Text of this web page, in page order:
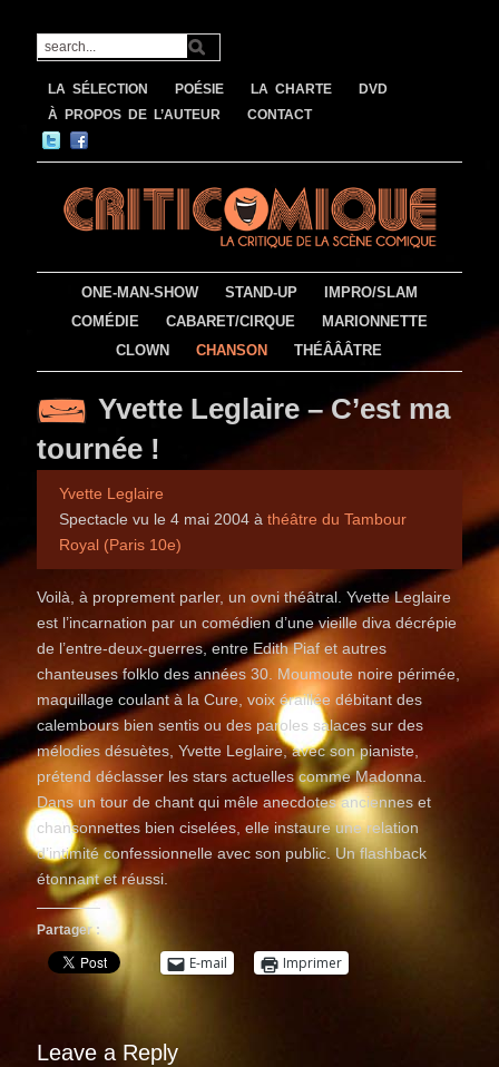
LA SÉLECTION POÉSIE LA CHARTE
DVD
À PROPOS DE L’AUTEUR
CONTACT
ONE-MAN-SHOW STAND-UP
IMPRO/SLAM
COMÉDIE
CABARET/CIRQUE
MARIONNETTE
CLOWN
CHANSON THÉÂÂÂTRE
Yvette Leglaire – C’est ma
tournée !
Yvette Leglaire
Spectacle vu le 4 mai 2004 àthéâtre du Tambour
Royal (Paris 10e)
Voilà, à proprement parler, un ovni théâtral. Yvette Leglaire
est l’incarnation par un comédien d’une vieille diva décrépie
de l’entre-deux-guerres, entre Edith Piaf et autres
chanteuses folklo des années 30. Moumoute noire périmée,
maquillage coulant à la Cure, voix éraillée débitant des
calembours bien sentis ou des paroles salaces sur des
mélodies désuètes, Yvette Leglaire, avec son pianiste,
prétend déclasser les stars actuelles comme Madonna.
Dans un tour de chant qui mêle anecdotes anciennes et
chansonnettes bien ciselées, elle instaure une relation
d’intimité confessionnelle avec son public. Un flashback
étonnant et réussi.
Partager :
E-mail Imprimer
Leave a Reply